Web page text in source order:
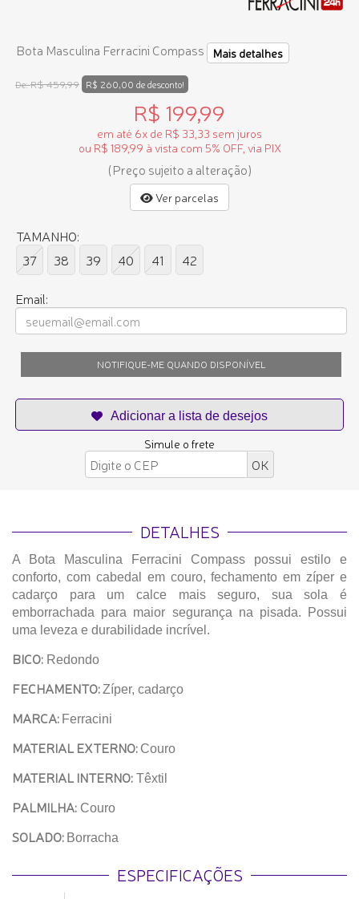
Bota Masculina Ferracini Compass Mais detalhes
De:R$ 459,99 R$ 260,00 de desconto!
R$ 199,99
em até 6x de R$ 33,33 sem juros
ou R$ 189,99 à vista com 5% OFF, via PIX
(Preço sujeito a alteração)
Ver parcelas
TAMANHO:
37
38 39 40 41 42
Email:
NOTIFIQUE-ME QUANDO DISPONÍVEL
Simule o frete
DETALHES
A Bota Masculina Ferracini Compass possui estilo e
conforto, com cabedal em couro, fechamento em zíper e
cadarço para um calce mais seguro, sua sola é
emborrachada para maior segurança na pisada. Possui
uma leveza e durabilidade incrível.
BICO: Redondo
FECHAMENTO:Zíper, cadarço
MARCA: Ferracini
MATERIAL EXTERNO: Couro
MATERIAL INTERNO: Têxtil
PALMILHA: Couro
SOLADO: Borracha
ESPECIFICAÇÕES